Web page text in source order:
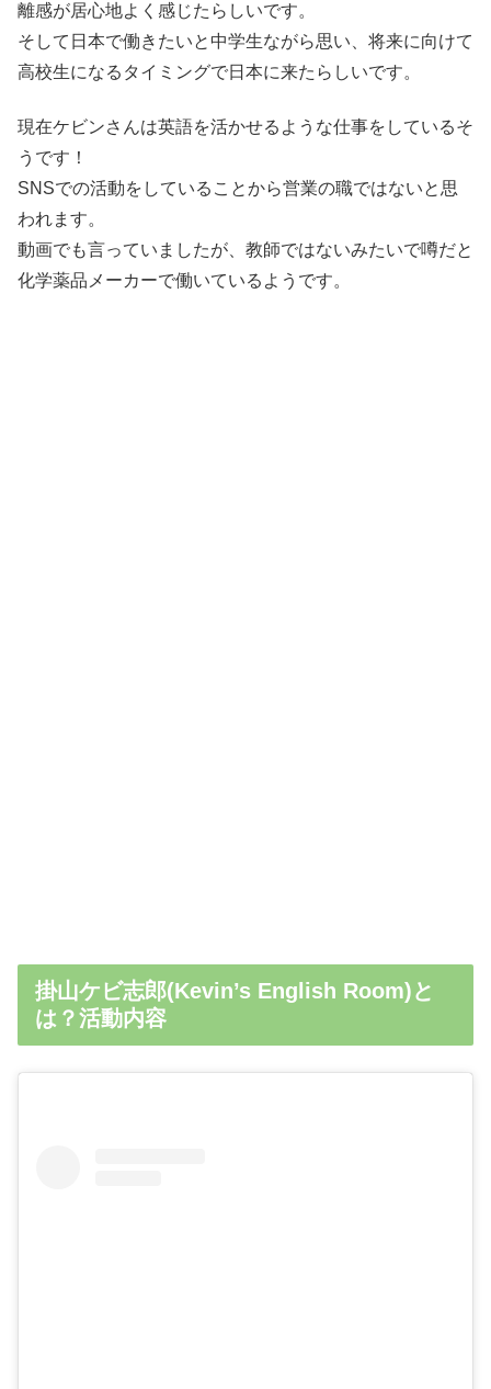
離感が居心地よく感じたらしいです。
そして日本で働きたいと中学生ながら思い、将来に向けて
高校生になるタイミングで日本に来たらしいです。
現在ケビンさんは英語を活かせるような仕事をしているそ
うです！
SNSでの活動をしていることから営業の職ではないと思
われます。
動画でも言っていましたが、教師ではないみたいで噂だと
化学薬品メーカーで働いているようです。
掛山ケビ志郎(Kevin’s English Room)と
は？活動内容